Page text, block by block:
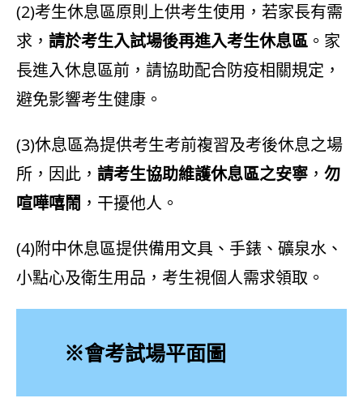
(2)考生休息區原則上供考生使用，若家長有需
求， 請於考生入試場後再進入考生休息區 。家
長進入休息區前，請協助配合防疫相關規定，
避免影響考生健康。
(3)休息區為提供考生考前複習及考後休息之場
所，因此， 請考生協助維護休息區之安寧 ， 勿
喧嘩嘻鬧 ，干擾他人。
(4)附中休息區提供備用文具、手錶、礦泉水、
小點心及衛生用品，考生視個人需求領取。
※會考試場平面圖